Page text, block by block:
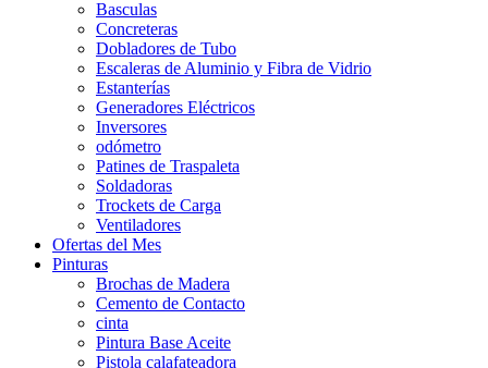
Basculas
Concreteras
Dobladores de Tubo
Escaleras de Aluminio y Fibra de Vidrio
Estanterías
Generadores Eléctricos
Inversores
odómetro
Patines de Traspaleta
Soldadoras
Trockets de Carga
Ventiladores
Ofertas del Mes
Pinturas
Brochas de Madera
Cemento de Contacto
cinta
Pintura Base Aceite
Pistola calafateadora